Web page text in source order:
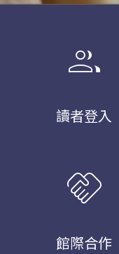
group
讀者登入
handshake
館際合作